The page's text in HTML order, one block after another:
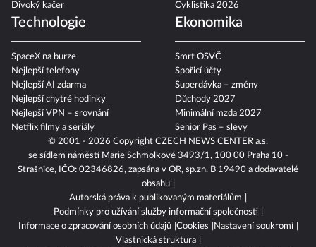
© 2001 - 2026 Copyright CZECH NEWS CENTER a.s.
se sídlem náměstí Marie Schmolkové 3493/1, 100 00 Praha 10 -
Strašnice, IČO: 02346826, zapsána v OR, sp.zn. B 19490 a dodavatelé
obsahu
Autorská práva k publikovaným materiálům
Podmínky pro užívání služby informační společnosti
Informace o zpracování osobních údajů Cookies
Nastavení soukromí
Vlastnická struktura
Divoký kačer
Cyklistika 2026
Technologie
SpaceX na burze
Nejlepší telefony
Nejlepší AI zdarma
Nejlepší chytré hodinky
Nejlepší VPN – srovnání
Netflix filmy a seriály
Ekonomika
Smrt OSVČ
Spořicí účty
Superdávka – změny
Důchody 2027
Minimální mzda 2027
Senior Pas – slevy